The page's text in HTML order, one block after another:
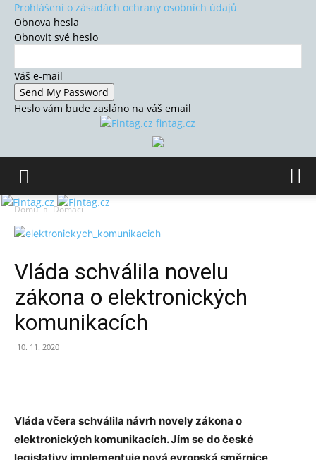
Prohlášení o zásadách ochrany osobních údajů
Obnova hesla
Obnovit své heslo
Váš e-mail
Heslo vám bude zasláno na váš email
fintag.cz
Domů Domácí
Vláda schválila novelu
zákona o elektronických
komunikacích
10. 11. 2020
Vláda včera schválila návrh novely zákona o
elektronických komunikacích. Jím se do české